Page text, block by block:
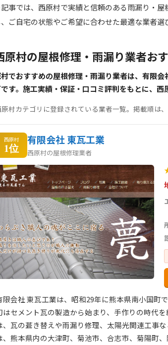
事では、西原村で実績と信頼のある雨漏り・
ご自宅の状態やご希望に合わせた最適な業者選
原村の屋根修理・雨漏り業者お
でおすすめの屋根修理・雨漏り業者は、有限
す。施工実績・保証・口コミ評判をもとに、西
村カテゴリに登録されている業者一覧。掲載順は
西原村
1位
有限会社 東瓦工業
西原村の屋根修理業者
限会社 東瓦工業は、昭和29年に熊本県南小国町
はセメント瓦の製造から始まり、手作りの時代
、瓦の葺き替えや雨漏り修理、太陽光関連工事
、熊本県内の大津町、菊池市、合志市、菊陽町